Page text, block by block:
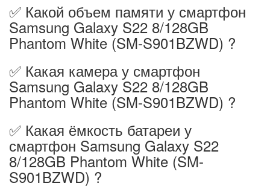
✅ Какой объем памяти у смартфон
Samsung Galaxy S22 8/128GB
Phantom White (SM-S901BZWD) ?
✅ Какая камера у смартфон
Samsung Galaxy S22 8/128GB
Phantom White (SM-S901BZWD) ?
✅ Какая ёмкость батареи у
смартфон Samsung Galaxy S22
8/128GB Phantom White (SM-
S901BZWD) ?